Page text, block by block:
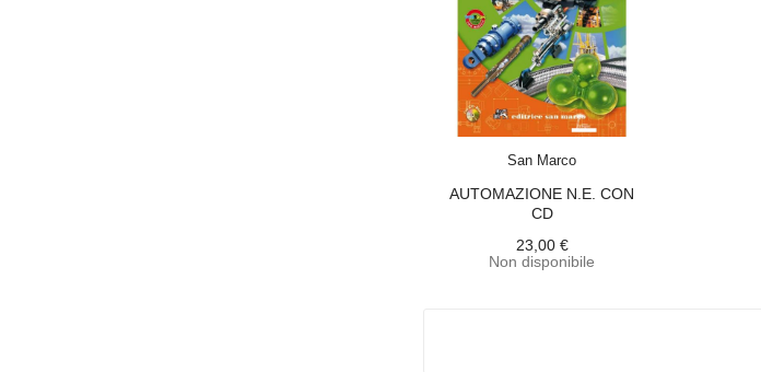
San Marco
AUTOMAZIONE N.E. CON
CD
23,00 €
Non disponibile